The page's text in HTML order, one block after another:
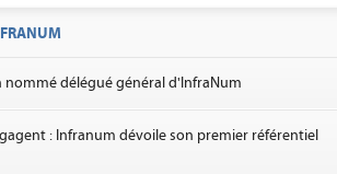
nommé délégué général d'InfraNum
: Infranum dévoile son premier référentiel